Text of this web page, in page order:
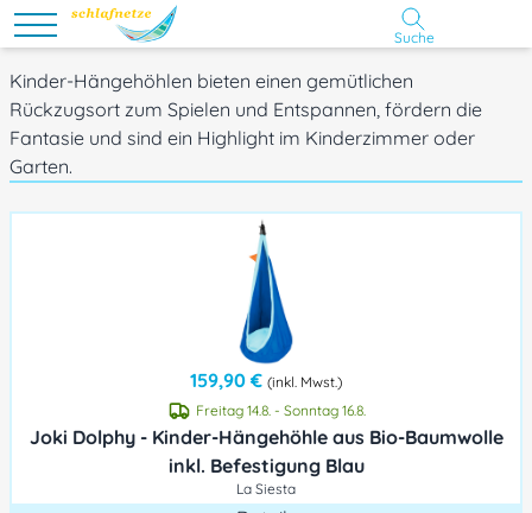
Suche
Kinder-Hängehöhlen bieten einen gemütlichen
Rückzugsort zum Spielen und Entspannen, fördern die
Fantasie und sind ein Highlight im Kinderzimmer oder
Garten.
159,90 € (inkl. Mwst.)
Freitag 14.8. - Sonntag 16.8.
Joki Dolphy - Kinder-Hängehöhle aus Bio-Baumwolle
inkl. Befestigung Blau
La Siesta